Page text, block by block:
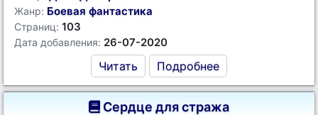
Жанр: Боевая фантастика
Страниц: 103
Дата добавления: 26-07-2020
Читать Подробнее
Сердце для стража